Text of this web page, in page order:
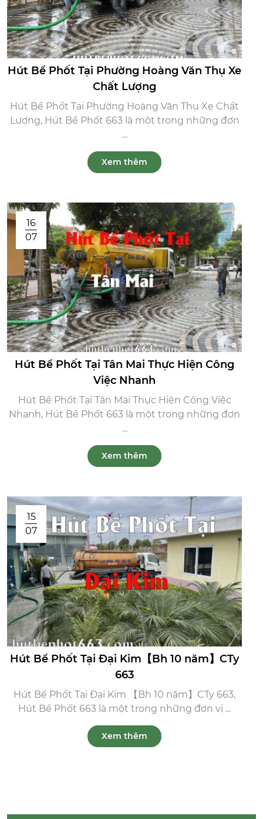
Hút Bể Phốt Tại Phường Hoàng Văn Thụ Xe
Chất Lượng
Hút Bể Phốt Tại Phường Hoàng Văn Thụ Xe Chất
Lượng, Hút Bể Phốt 663 là một trong những đơn
...
Xem thêm
16
07
Hút Bể Phốt Tại Tân Mai Thực Hiện Công
Việc Nhanh
Hút Bể Phốt Tại Tân Mai Thực Hiện Công Việc
Nhanh, Hút Bể Phốt 663 là một trong những đơn
...
Xem thêm
15
07
Hút Bể Phốt Tại Đại Kim【Bh 10 năm】CTy
663
Hút Bể Phốt Tại Đại Kim 【Bh 10 năm】CTy 663,
Hút Bể Phốt 663 là một trong những đơn vị ...
Xem thêm